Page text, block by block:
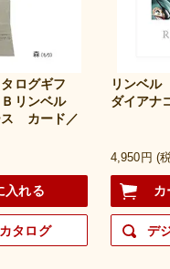
ログギフ
リンベル
ス カード／
入れる
タログ
リンベ
ダイアナ
4,950円 (
カ
デ